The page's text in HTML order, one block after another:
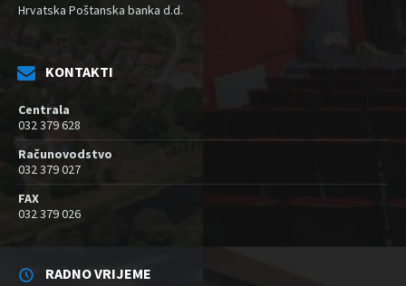
Hrvatska Poštanska banka d.d.
KONTAKTI
Centrala
032 379 628
Računovodstvo
032 379 027
FAX
032 379 026
RADNO VRIJEME